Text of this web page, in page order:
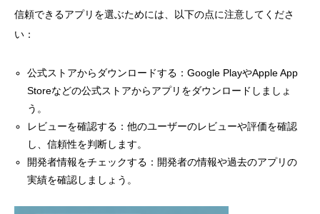
信頼できるアプリを選ぶためには、以下の点に注意してくださ
い：
公式ストアからダウンロードする：Google PlayやApple App
Storeなどの公式ストアからアプリをダウンロードしましょ
う。
レビューを確認する：他のユーザーのレビューや評価を確認
し、信頼性を判断します。
開発者情報をチェックする：開発者の情報や過去のアプリの
実績を確認しましょう。